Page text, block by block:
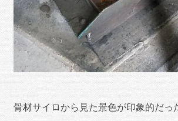
骨材サイロから見た景色が印象的だっ